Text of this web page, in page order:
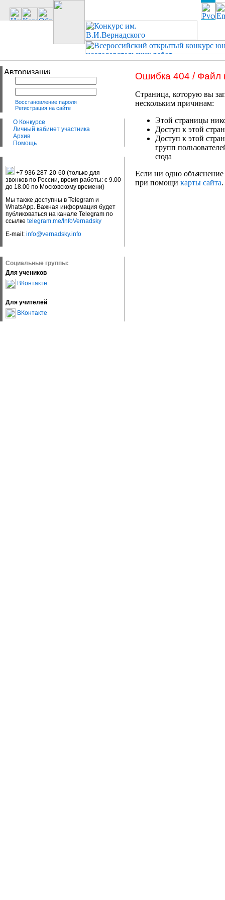
Восстановление пароля
Регистрация на сайте
О Конкурсе
Личный кабинет участника
Архив
Помощь
+7 936 287-20-60 (только для
звонков по России, время работы: с 9.00
до 18.00 по Московскому времени)
Мы также доступны в Telegram и
WhatsApp. Важная информация будет
публиковаться на канале Telegram по
ссылке telegram.me/InfoVernadsky
E-mail: info@vernadsky.info
Социальные группы:
Для учеников
ВКонтакте
Для учителей
ВКонтакте
Ошибка 404 / Файл
Страница, которую вы
нескольким причинам:
Этой страницы
Доступ к этой
Доступ к этой
групп
сюда
Если ни одно объяснение
при помощи карты сайта.